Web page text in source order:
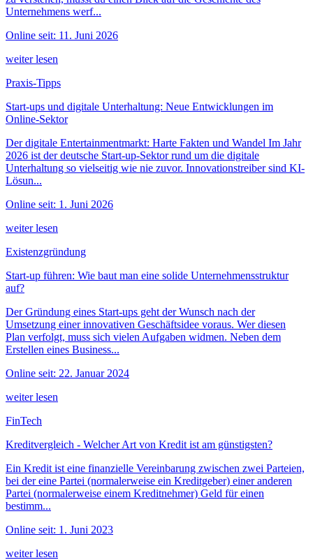
Unternehmens werf...
Online seit: 11. Juni 2026
weiter lesen
Praxis-Tipps
Start-ups und digitale Unterhaltung: Neue Entwicklungen im
Online-Sektor
Der digitale Entertainmentmarkt: Harte Fakten und Wandel Im Jahr
2026 ist der deutsche Start-up-Sektor rund um die digitale
Unterhaltung so vielseitig wie nie zuvor. Innovationstreiber sind KI-
Lösun...
Online seit: 1. Juni 2026
weiter lesen
Existenzgründung
Start-up führen: Wie baut man eine solide Unternehmensstruktur
auf?
Der Gründung eines Start-ups geht der Wunsch nach der
Umsetzung einer innovativen Geschäftsidee voraus. Wer diesen
Plan verfolgt, muss sich vielen Aufgaben widmen. Neben dem
Erstellen eines Business...
Online seit: 22. Januar 2024
weiter lesen
FinTech
Kreditvergleich - Welcher Art von Kredit ist am günstigsten?
Ein Kredit ist eine finanzielle Vereinbarung zwischen zwei Parteien,
bei der eine Partei (normalerweise ein Kreditgeber) einer anderen
Partei (normalerweise einem Kreditnehmer) Geld für einen
bestimm...
Online seit: 1. Juni 2023
weiter lesen